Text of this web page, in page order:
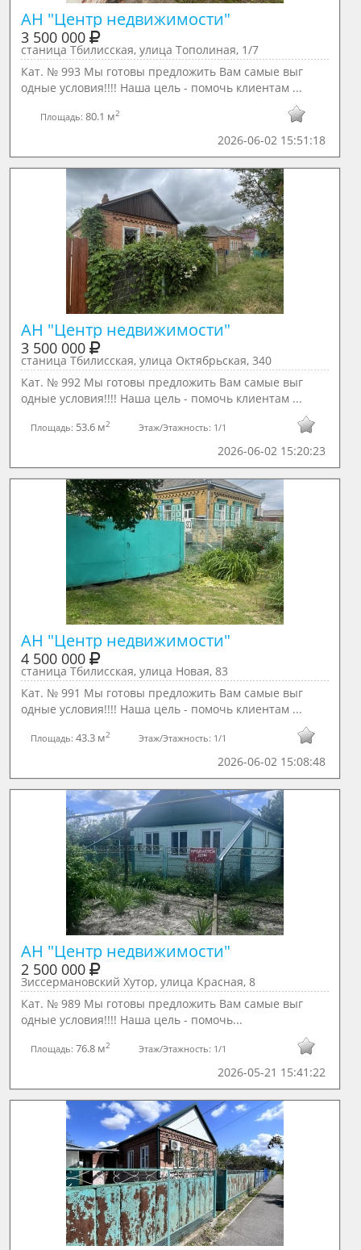
АН "Центр недвижимости"
3 500 000
станица Тбилисская, улица Тополиная, 1/7
Кат. № 993 Мы готовы предложить Вам самые выг
одные условия!!!! Наша цель - помочь клиентам ...
Площадь:80.1 м2
2026-06-02 15:51:18
АН "Центр недвижимости"
3 500 000
станица Тбилисская, улица Октябрьская, 340
Кат. № 992 Мы готовы предложить Вам самые выг
одные условия!!!! Наша цель - помочь клиентам ...
Площадь: 53.6 м2 Этаж/Этажность: 1/1
2026-06-02 15:20:23
АН "Центр недвижимости"
4 500 000
станица Тбилисская, улица Новая, 83
Кат. № 991 Мы готовы предложить Вам самые выг
одные условия!!!! Наша цель - помочь клиентам ...
Площадь:43.3 м2 Этаж/Этажность: 1/1
2026-06-02 15:08:48
АН "Центр недвижимости"
2 500 000
Зиссермановский Хутор, улица Красная, 8
Кат. № 989 Мы готовы предложить Вам самые выг
одные условия!!!! Наша цель - помочь...
Площадь:76.8 м2 Этаж/Этажность: 1/1
2026-05-21 15:41:22